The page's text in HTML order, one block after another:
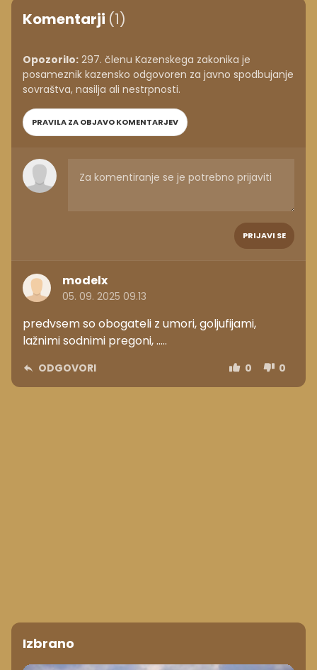
Komentarji (1)
Opozorilo: 297. členu Kazenskega zakonika je
posameznik kazensko odgovoren za javno spodbujanje
sovraštva, nasilja ali nestrpnosti.
PRAVILA ZA OBJAVO KOMENTARJEV
PRIJAVI SE
modelx
05. 09. 2025 09.13
predvsem so obogateli z umori, goljufijami,
lažnimi sodnimi pregoni, .....
ODGOVORI 0 0
Izbrano